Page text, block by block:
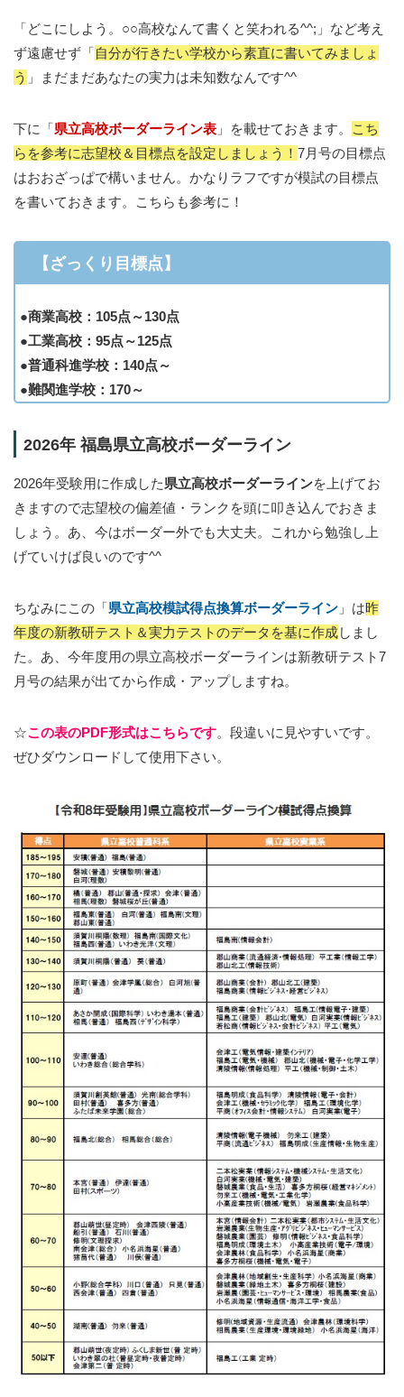
「どこにしよう。○○高校なんて書くと笑われる^^;」など考え
ず遠慮せず「自分が行きたい学校から素直に書いてみましょ
う 」まだまだあなたの実力は未知数なんです^^
下に「県立高校ボーダーライン表 」を載せておきます。
こち
らを参考に志望校＆目標点を設定しましょう！ 7月号の目標点
はおおざっぱで構いません。かなりラフですが模試の目標点
を書いておきます。こちらも参考に！
【ざっくり目標点】
●商業高校：105点～130点
●工業高校：95点～125点
●普通科進学校：140点～
●難関進学校：170～
2026年 福島県立高校ボーダーライン
2026年受験用に作成した県立高校ボーダーラインを上げてお
きますので志望校の偏差値・ランクを頭に叩き込んでおきま
しょう。あ、今はボーダー外でも大丈夫。これから勉強し上
げていけば良いのです^^
ちなみにこの「県立高校模試得点換算ボーダーライン 」は昨
年度の新教研テスト＆実力テストのデータを基に作成しまし
た。あ、今年度用の県立高校ボーダーラインは新教研テスト7
月号の結果が出てから作成・アップしますね。
☆この表のPDF形式はこちらです。段違いに見やすいです。
ぜひダウンロードして使用下さい。